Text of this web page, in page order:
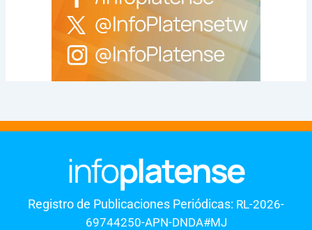
Registro de Publicaciones Periódicas: RL-2026-
69744250-APN-DNDA#MJ